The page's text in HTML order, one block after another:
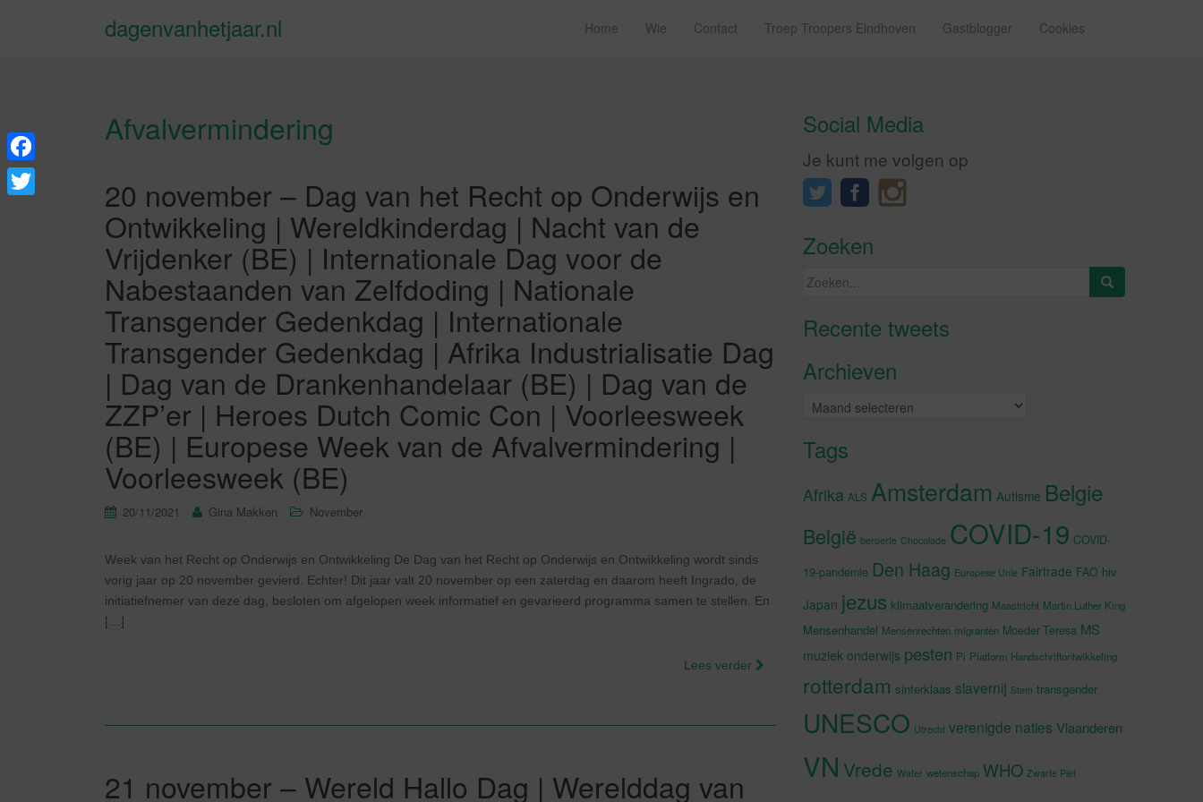
dagenvanhetjaar.nl Home Wie Contact Troep Troopers Eindhoven Gastblogger Cookies
Afvalvermindering
20 november – Dag van het Recht op Onderwijs en
Ontwikkeling | Wereldkinderdag | Nacht van de
Vrijdenker (BE) | Internationale Dag voor de
Nabestaanden van Zelfdoding | Nationale
Transgender Gedenkdag | Internationale
Transgender Gedenkdag | Afrika Industrialisatie Dag
| Dag van de Drankenhandelaar (BE) | Dag van de
ZZP’er | Heroes Dutch Comic Con | Voorleesweek
(BE) | Europese Week van de Afvalvermindering |
Voorleesweek (BE)
20/11/2021 Gina Makken November
Week van het Recht op Onderwijs en Ontwikkeling De Dag van het Recht op Onderwijs en Ontwikkeling wordt sinds
vorig jaar op 20 november gevierd. Echter! Dit jaar valt 20 november op een zaterdag en daarom heeft Ingrado, de
initiatiefnemer van deze dag, besloten om afgelopen week informatief en gevarieerd programma samen te stellen. En
[…]
Lees verder
21 november – Wereld Hallo Dag | Werelddag van
Social Media
Je kunt me volgen op
Zoeken
Zoeken
Recente tweetsKlik om marketing cookies te
Archieven
Archieven
Tags
Afrika ALS Amsterdam Autisme Belgie
België beroerte Chocolade COVID-19 COVID-
19-pandemie Den Haag Europese Unie Fairtrade FAO hiv
Japan jezus klimaatverandering Maastricht Martin Luther King
Mensenhandel Mensenrechten migranten Moeder Teresa MS
muziek onderwijs pesten Pi Platform Handschriftontwikkeling
rotterdam sinterklaas slavernij Stem transgender
UNESCO Utrecht verenigde naties Vlaanderen
VN Vrede Water wetenschap WHO Zwarte Piet
F